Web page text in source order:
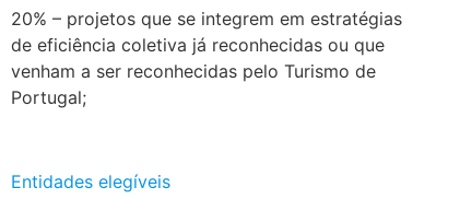
20% – projetos que se integrem em estratégias
de eficiência coletiva já reconhecidas ou que
venham a ser reconhecidas pelo Turismo de
Portugal;
Entidades elegíveis